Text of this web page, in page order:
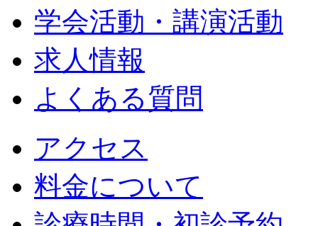
学会活動・講演活動
求人情報
よくある質問
アクセス
料金について